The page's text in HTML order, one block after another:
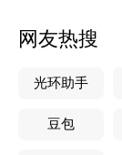
网友热搜
光环助手
豆包